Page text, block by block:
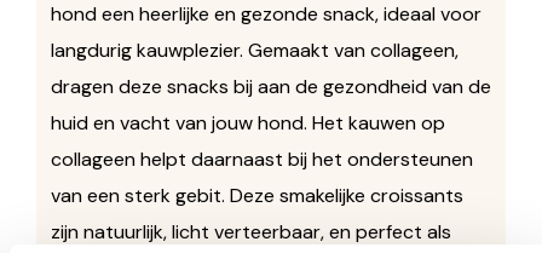
hond een heerlijke en gezonde snack, ideaal voor
langdurig kauwplezier. Gemaakt van collageen,
dragen deze snacks bij aan de gezondheid van de
huid en vacht van jouw hond. Het kauwen op
collageen helpt daarnaast bij het ondersteunen
van een sterk gebit. Deze smakelijke croissants
zijn natuurlijk, licht verteerbaar, en perfect als